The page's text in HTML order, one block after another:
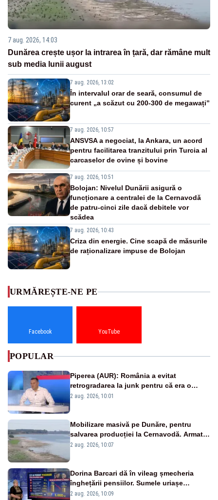
7 aug. 2026, 14:03
Dunărea crește ușor la intrarea în țară, dar rămâne mult
sub media lunii august
7 aug. 2026, 13:02
În intervalul orar de seară, consumul de
curent „a scăzut cu 200-300 de megawați”
7 aug. 2026, 10:57
ANSVSA a negociat, la Ankara, un acord
pentru facilitarea tranzitului prin Turcia al
carcaselor de ovine și bovine
7 aug. 2026, 10:51
Bolojan: Nivelul Dunării asigură o
funcționare a centralei de la Cernavodă
de patru-cinci zile dacă debitele vor
scădea
7 aug. 2026, 10:43
Criza din energie. Cine scapă de măsurile
de raționalizare impuse de Bolojan
URMĂREȘTE-NE PE
Facebook YouTube
POPULAR
Piperea (AUR): România a evitat
retrogradarea la junk pentru că era o
catastrofă pentru bănci și fondurile de
2 aug. 2026, 10:01
Mobilizare masivă pe Dunăre, pentru
salvarea producției la Cernavodă. Armata
va detona o stâncă și va devia apa
2 aug. 2026, 10:07
Dorina Barcari dă în vileag șmecheria
înghețării pensiilor. Sumele uriașe
pierdute de fiecare român
2 aug. 2026, 10:09